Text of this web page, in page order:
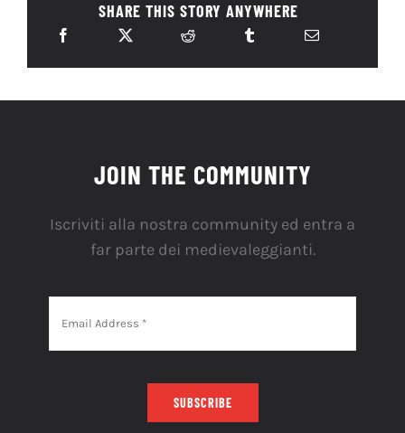
SHARE THIS STORY ANYWHERE
JOIN THE COMMUNITY
Iscriviti alla nostra community ed entra a
far parte dei medievaleggianti.
SUBSCRIBE